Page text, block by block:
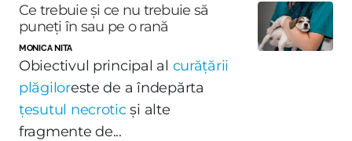
Ce trebuie și ce nu trebuie să
puneți în sau pe o rană
MONICA NITA
Obiectivul principal al curățării
plăgiloreste de a îndepărta
țesutul necroticși alte
fragmente de...